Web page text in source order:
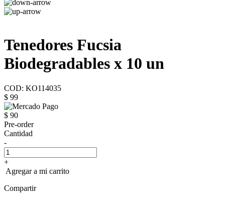
Tenedores Fucsia
Biodegradables x 10 un
COD: KO114035
$ 99
$ 90
Pre-order
Cantidad
-
+
Agregar a mi carrito
Compartir